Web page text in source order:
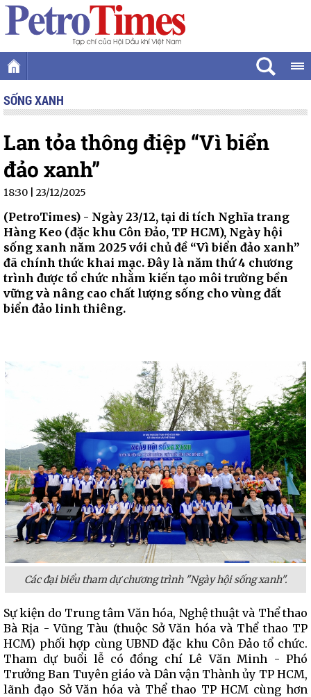
SỐNG XANH
Lan tỏa thông điệp “Vì biển
đảo xanh”
18:30 | 23/12/2025
(PetroTimes) - Ngày 23/12, tại di tích Nghĩa trang
Hàng Keo (đặc khu Côn Đảo, TP HCM), Ngày hội
sống xanh năm 2025 với chủ đề “Vì biển đảo xanh”
đã chính thức khai mạc. Đây là năm thứ 4 chương
trình được tổ chức nhằm kiến tạo môi trường bền
vững và nâng cao chất lượng sống cho vùng đất
biển đảo linh thiêng.
Các đại biểu tham dự chương trình "Ngày hội sống xanh".
Sự kiện do Trung tâm Văn hóa, Nghệ thuật và Thể thao
Bà Rịa - Vũng Tàu (thuộc Sở Văn hóa và Thể thao TP
HCM) phối hợp cùng UBND đặc khu Côn Đảo tổ chức.
Tham dự buổi lễ có đồng chí Lê Văn Minh - Phó
Trưởng Ban Tuyên giáo và Dân vận Thành ủy TP HCM,
lãnh đạo Sở Văn hóa và Thể thao TP HCM cùng hơn